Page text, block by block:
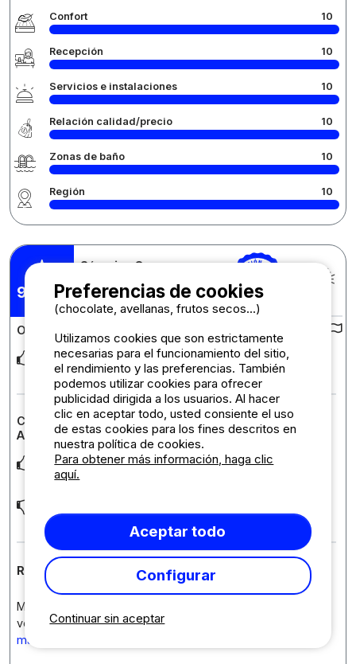
Confort 10
Recepción 10
Servicios e instalaciones 10
Relación calidad/precio 10
Zonas de baño 10
Región 10
9,75 /10
Séverine Q.
Estancia : 12/07/2026 -
18/07/2026
Opiniones sobre el camping :
le camping est bien ombragé, le personnel est charmant. Tout
est bien conçu.
Comentario sobre el alojamiento : Mobil-home SUPER
ASTRIA A, (ENSOLEADO) Semana o Noches passadas
J'ai été surprise par la plutôt bonne isolation phonique du
mobil home.
de couper du saucisson avec uniquement d ... Leer más
Respuesta del establecimiento
Merci pour votre commentaire. Nous sommes ravis que
votre séjour et notre camping vous ai plu. Nous
más
Continuar sin aceptar
Preferencias de cookies
(chocolate, avellanas, frutos secos...)
Utilizamos cookies que son estrictamente
necesarias para el funcionamiento del sitio,
el rendimiento y las preferencias. También
podemos utilizar cookies para ofrecer
publicidad dirigida a los usuarios. Al hacer
clic en aceptar todo, usted consiente el uso
de estas cookies para los fines descritos en
nuestra política de cookies.
Para obtener más información, haga clic
aquí.
Aceptar todo
Configurar